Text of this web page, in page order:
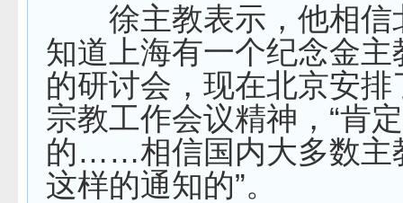
徐主教表示，他相信
知道上海有一个纪念金主
的研讨会，现在北京安排
宗教工作会议精神，“肯
的……相信国内大多数主
这样的通知的”。